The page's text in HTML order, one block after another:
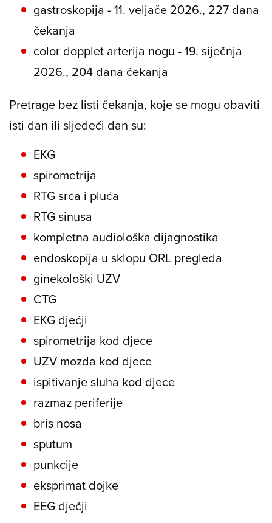
gastroskopija - 11. veljače 2026., 227 dana
čekanja
color dopplet arterija nogu - 19. siječnja
2026., 204 dana čekanja
Pretrage bez listi čekanja, koje se mogu obaviti
isti dan ili sljedeći dan su:
EKG
spirometrija
RTG srca i pluća
RTG sinusa
kompletna audiološka dijagnostika
endoskopija u sklopu ORL pregleda
ginekološki UZV
CTG
EKG dječji
spirometrija kod djece
UZV mozda kod djece
ispitivanje sluha kod djece
razmaz periferije
bris nosa
sputum
punkcije
eksprimat dojke
EEG dječji